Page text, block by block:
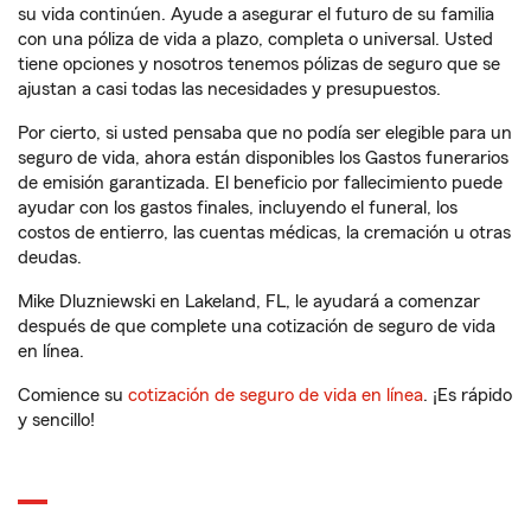
su vida continúen. Ayude a asegurar el futuro de su familia
con una póliza de vida a plazo, completa o universal. Usted
tiene opciones y nosotros tenemos pólizas de seguro que se
ajustan a casi todas las necesidades y presupuestos.
Por cierto, si usted pensaba que no podía ser elegible para un
seguro de vida, ahora están disponibles los Gastos funerarios
de emisión garantizada. El beneficio por fallecimiento puede
ayudar con los gastos finales, incluyendo el funeral, los
costos de entierro, las cuentas médicas, la cremación u otras
deudas.
Mike Dluzniewski en Lakeland, FL, le ayudará a comenzar
después de que complete una cotización de seguro de vida
en línea.
Comience su cotización de seguro de vida en línea. ¡Es rápido
y sencillo!